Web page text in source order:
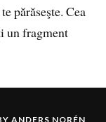
părăseşte. Cea
un fragment
ANDERS NORÉN